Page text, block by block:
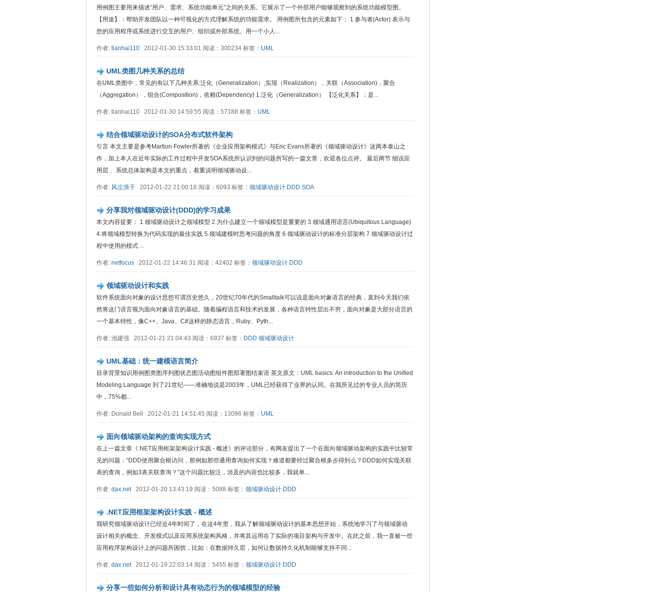
用例图主要用来描述“用户、需求、系统功能单元”之间的关系。它展示了一个外部用户能够观察到的系统功能模型图。
【用途】：帮助开发团队以一种可视化的方式理解系统的功能需求。 用例图所包含的元素如下： 1.参与者(Actor) 表示与
您的应用程序或系统进行交互的用户、组织或外部系统。用一个小人...
作者: tianhai110 2012-01-30 15:33:01 阅读：300234 标签： UML
UML类图几种关系的总结
在UML类图中，常见的有以下几种关系:泛化（Generalization）,实现（Realization），关联（Association)，聚合
（Aggregation），组合(Composition)，依赖(Dependency) 1.泛化（Generalization） 【泛化关系】：是...
作者: tianhai110 2012-01-30 14:59:55 阅读：57188 标签： UML
结合领域驱动设计的SOA分布式软件架构
引言 本文主要是参考Martion Fowler所著的《企业应用架构模式》与Eric Evans所著的《领域驱动设计》这两本泰山之
作，加上本人在近年实际的工作过程中开发SOA系统所认识到的问题所写的一篇文章，欢迎各位点评。 最后两节 细说应
用层 、系统总体架构是本文的重点，着重说明领域驱动设...
作者: 风尘浪子 2012-01-22 21:00:18 阅读：6093 标签： 领域驱动设计 DDD SOA
分享我对领域驱动设计(DDD)的学习成果
本文内容提要： 1.领域驱动设计之领域模型 2.为什么建立一个领域模型是重要的 3.领域通用语言(Ubiquitous Language)
4.将领域模型转换为代码实现的最佳实践 5.领域建模时思考问题的角度 6.领域驱动设计的标准分层架构 7.领域驱动设计过
程中使用的模式 ...
作者: netfocus 2012-01-22 14:46:31 阅读：42402 标签： 领域驱动设计 DDD
领域驱动设计和实践
软件系统面向对象的设计思想可谓历史悠久，20世纪70年代的Smalltalk可以说是面向对象语言的经典，直到今天我们依
然将这门语言视为面向对象语言的基础。随着编程语言和技术的发展，各种语言特性层出不穷，面向对象是大部分语言的
一个基本特性，像C++、Java、C#这样的静态语言，Ruby、Pyth...
作者: 池建强 2012-01-21 21:04:43 阅读：6937 标签： DDD 领域驱动设计
UML基础：统一建模语言简介
目录背景知识用例图类图序列图状态图活动图组件图部署图结束语 英文原文：UML basics: An introduction to the Unified
Modeling Language 到了21世纪——准确地说是2003年，UML已经获得了业界的认同。在我所见过的专业人员的简历
中，75%都...
作者: Donald Bell 2012-01-21 14:51:45 阅读：13096 标签： UML
面向领域驱动架构的查询实现方式
在上一篇文章《.NET应用框架架构设计实践 - 概述》的评论部分，有网友提出了一个在面向领域驱动架构的实践中比较常
见的问题：“DDD使用聚合根访问，那例如那些通用查询如何实现？难道都要经过聚合根多步得到么？DDD如何实现关联
表的查询，例如3表关联查询？”这个问题比较泛，涉及的内容也比较多，我就单...
作者: dax.net2012-01-20 13:43:19 阅读：5088 标签： 领域驱动设计 DDD
.NET应用框架架构设计实践 - 概述
我研究领域驱动设计已经近4年时间了，在这4年里，我从了解领域驱动设计的基本思想开始，系统地学习了与领域驱动
设计相关的概念、开发模式以及应用系统架构风格，并将其运用在了实际的项目架构与开发中。在此之前，我一直被一些
应用程序架构设计上的问题所困扰，比如：在数据持久层，如何让数据持久化机制能够支持不同...
作者: dax.net2012-01-19 22:03:14 阅读：5455 标签： 领域驱动设计 DDD
分享一些如何分析和设计具有动态行为的领域模型的经验